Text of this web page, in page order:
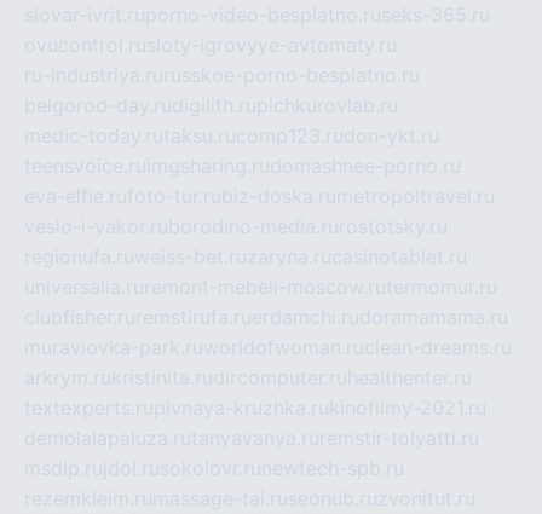
slovar-ivrit.ruporno-video-besplatno.ruseks-365.ru
ovucontrol.rusloty-igrovyye-avtomaty.ru
ru-industriya.ru russkoe-porno-besplatno.ru
belgorod-day.rudigilith.rupichkurovlab.ru
medic-today.rutaksu.rucomp123.rudon-ykt.ru
teensvoice.ru imgsharing.rudomashnee-porno.ru
eva-elfie.rufoto-tur.rubiz-doska.ru metropoltravel.ru
veslo-i-yakor.ruborodino-media.ru rostotsky.ru
regionufa.ruweiss-bet.ruzaryna.rucasinotablet.ru
universalia.ru remont-mebeli-moscow.rutermomur.ru
clubfisher.ru remstirufa.ruerdamchi.rudoramamama.ru
muraviovka-park.ruworldofwoman.ruclean-dreams.ru
arkrym.rukristinita.rudircomputer.ru healthenter.ru
textexperts.rupivnaya-kruzhka.rukinofilmy-2021.ru
demolalapaluza.rutanyavanya.ru remstir-tolyatti.ru
msdip.ru jdol.rusokolovr.ru newtech-spb.ru
rezemkleim.ru massage-tai.ruseonub.ruzvonitut.ru